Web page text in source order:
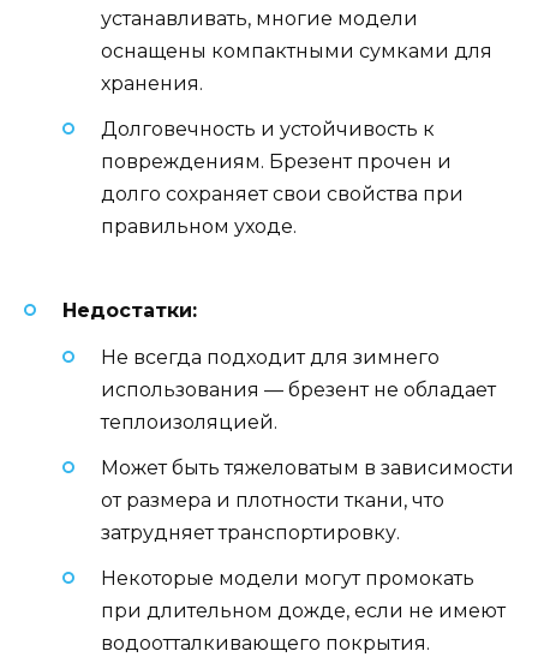
устанавливать, многие модели
оснащены компактными сумками для
хранения.
Долговечность и устойчивость к
повреждениям. Брезент прочен и
долго сохраняет свои свойства при
правильном уходе.
Недостатки:
Не всегда подходит для зимнего
использования — брезент не обладает
теплоизоляцией.
Может быть тяжеловатым в зависимости
от размера и плотности ткани, что
затрудняет транспортировку.
Некоторые модели могут промокать
при длительном дожде, если не имеют
водоотталкивающего покрытия.